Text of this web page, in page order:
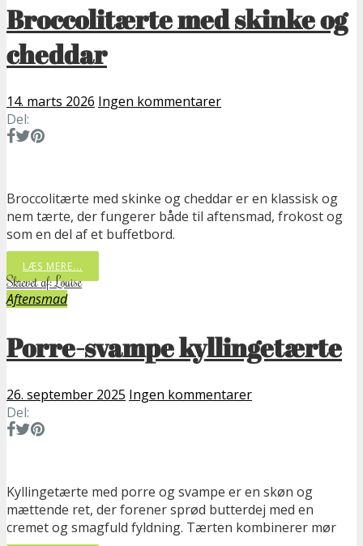
Broccolitærte med skinke og
cheddar
14. marts 2026 Ingen kommentarer
Del:
Broccolitærte med skinke og cheddar er en klassisk og
nem tærte, der fungerer både til aftensmad, frokost og
som en del af et buffetbord.
LÆS MERE...
Skrevet af: Louise
Aftensmad
Porre-svampe kyllingetærte
26. september 2025 Ingen kommentarer
Del:
Kyllingetærte med porre og svampe er en skøn og
mættende ret, der forener sprød butterdej med en
cremet og smagfuld fyldning. Tærten kombinerer mør